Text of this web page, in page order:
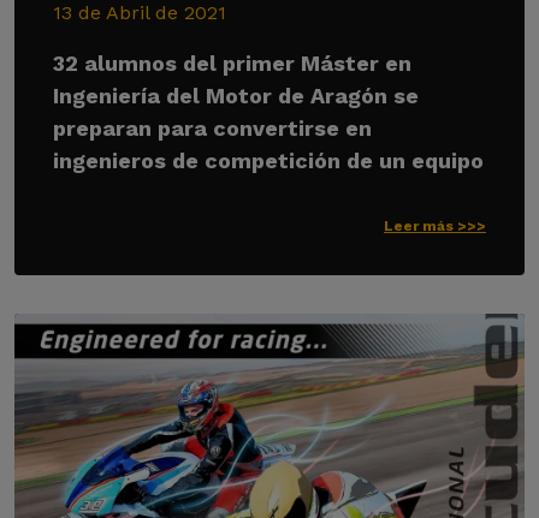
13 de Abril de 2021
32 alumnos del primer Máster en
Ingeniería del Motor de Aragón se
preparan para convertirse en
ingenieros de competición de un equipo
Leer más >>>